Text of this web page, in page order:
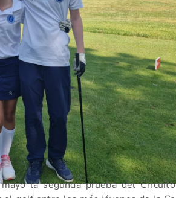
la segunda prueba del